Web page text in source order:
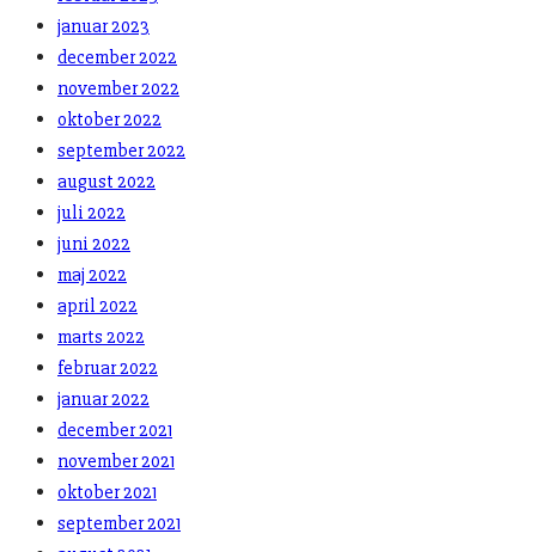
januar 2023
december 2022
november 2022
oktober 2022
september 2022
august 2022
juli 2022
juni 2022
maj 2022
april 2022
marts 2022
februar 2022
januar 2022
december 2021
november 2021
oktober 2021
september 2021